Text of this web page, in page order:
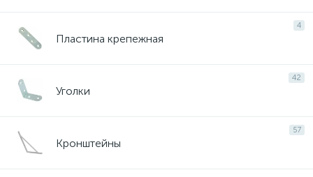
4
Пластина крепежная
42
Уголки
57
Кронштейны